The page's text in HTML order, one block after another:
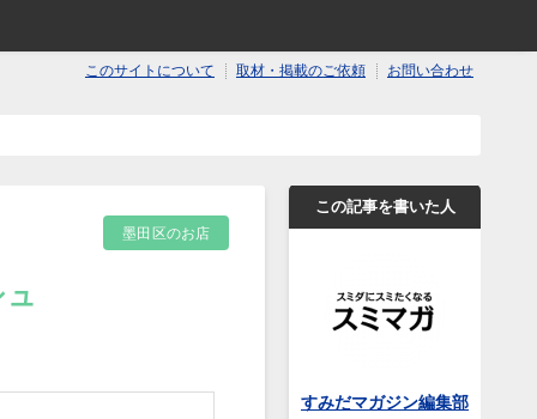
お問い合わせ
取材・掲載のご依頼
このサイトについて
墨田区のお店
この記事を書いた人
すみだマガジン編集部